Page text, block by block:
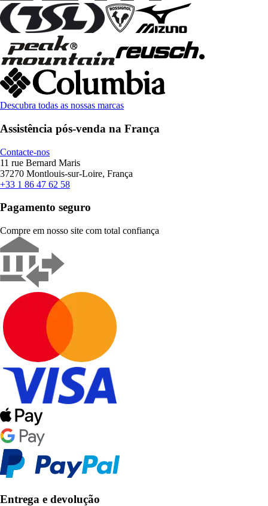
Descubra todas as nossas marcas
Assistência pós-venda na França
Contacte-nos
11 rue Bernard Maris
37270 Montlouis-sur-Loire, França
+33 1 86 47 62 58
Pagamento seguro
Compre em nosso site com total confiança
Entrega e devolução